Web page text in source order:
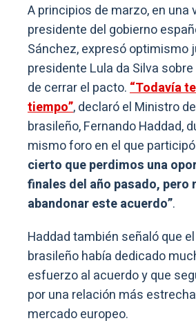
A principios de marzo, en una
presidente del gobierno
Sánchez, expresó optimismo
presidente Lula da Silva
de cerrar el pacto.“Todavía
tiempo”, declaró el Ministro
brasileño, Fernando Haddad,
mismo foro en el que
cierto que perdimos una
finales del año pasado, pero
abandonar este acuerdo”.
Haddad también señaló que
brasileño había dedicado
esfuerzo al acuerdo y que
por una relación más
mercado europeo.